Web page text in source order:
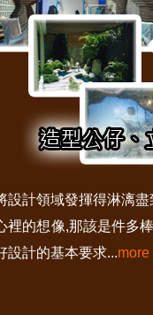
設計領域發揮得淋漓
裡的想像,那該是件多
設計的基本要求...more